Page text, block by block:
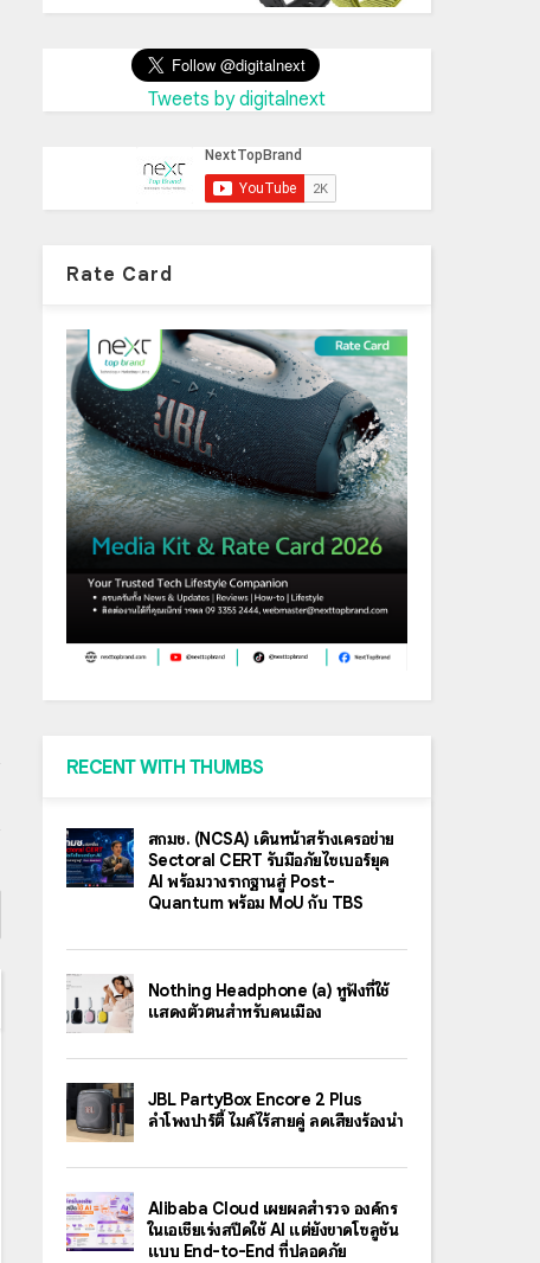
Tweets by digitalnext
Rate Card
RECENT WITH THUMBS
สกมช. (NCSA) เดินหน้าสร้างเครือข่าย
Sectoral CERT รับมือภัยไซเบอร์ยุค
AI พร้อมวางรากฐานสู่ Post-
Quantum พร้อม MoU กับ TBS
Nothing Headphone (a) หูฟังที่ใช้
แสดงตัวตนสำหรับคนเมือง
JBL PartyBox Encore 2 Plus
ลำโพงปาร์ตี้ ไมค์ไร้สายคู่ ลดเสียงร้องนำ
Alibaba Cloud เผยผลสำรวจ องค์กร
ในเอเชียเร่งสปีดใช้ AI แต่ยังขาดโซลูชัน
แบบ End-to-End ที่ปลอดภัย